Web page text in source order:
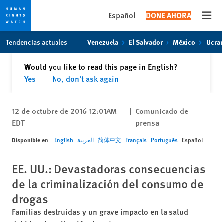
content
Español DONE AHORA
Tendencias actuales Venezuela El Salvador México
Would you like to read this page in English?
Yes
No, don't ask again
✕Cerrar
12 de octubre de 2016 12:01AM
EDT
| Comunicado de
prensa
Disponible en English العربية 简体中文 Français Português Español
EE. UU.: Devastadoras consecuencias
de la criminalización del consumo de
drogas
Familias destruidas y un grave impacto en la salud